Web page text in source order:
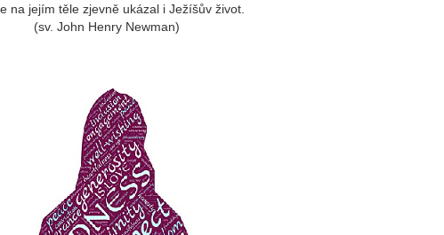
na jejím těle zjevně ukázal i Ježíšův život.
(sv. John Henry Newman)